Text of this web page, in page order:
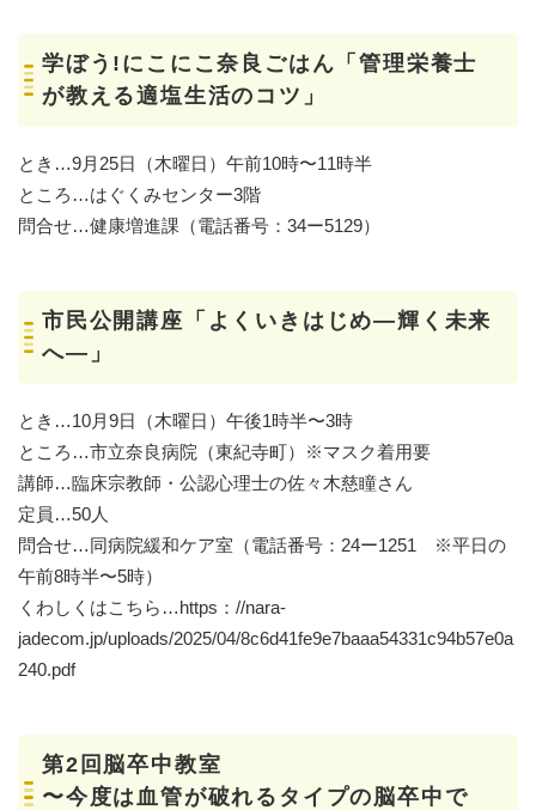
学ぼう!にこにこ奈良ごはん「管理栄養士
が教える適塩生活のコツ」
とき…9月25日（木曜日）午前10時〜11時半
ところ…はぐくみセンター3階
問合せ…健康増進課（電話番号：34ー5129）
市民公開講座「よくいきはじめ―輝く未来
へ―」
とき…10月9日（木曜日）午後1時半〜3時
ところ…市立奈良病院（東紀寺町）※マスク着用要
講師…臨床宗教師・公認心理士の佐々木慈瞳さん
定員…50人
問合せ…同病院緩和ケア室（電話番号：24ー1251 ※平日の
午前8時半〜5時）
くわしくはこちら…https：//nara-
jadecom.jp/uploads/2025/04/8c6d41fe9e7baaa54331c94b57e0a
240.pdf
第2回脳卒中教室
〜今度は血管が破れるタイプの脳卒中で